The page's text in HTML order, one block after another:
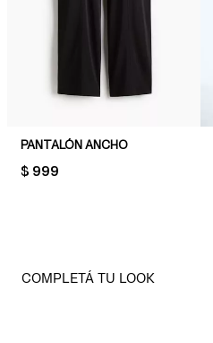
PANTALÓN ANCHO
PRICE:
$ 999
COMPLETÁ TU LOOK